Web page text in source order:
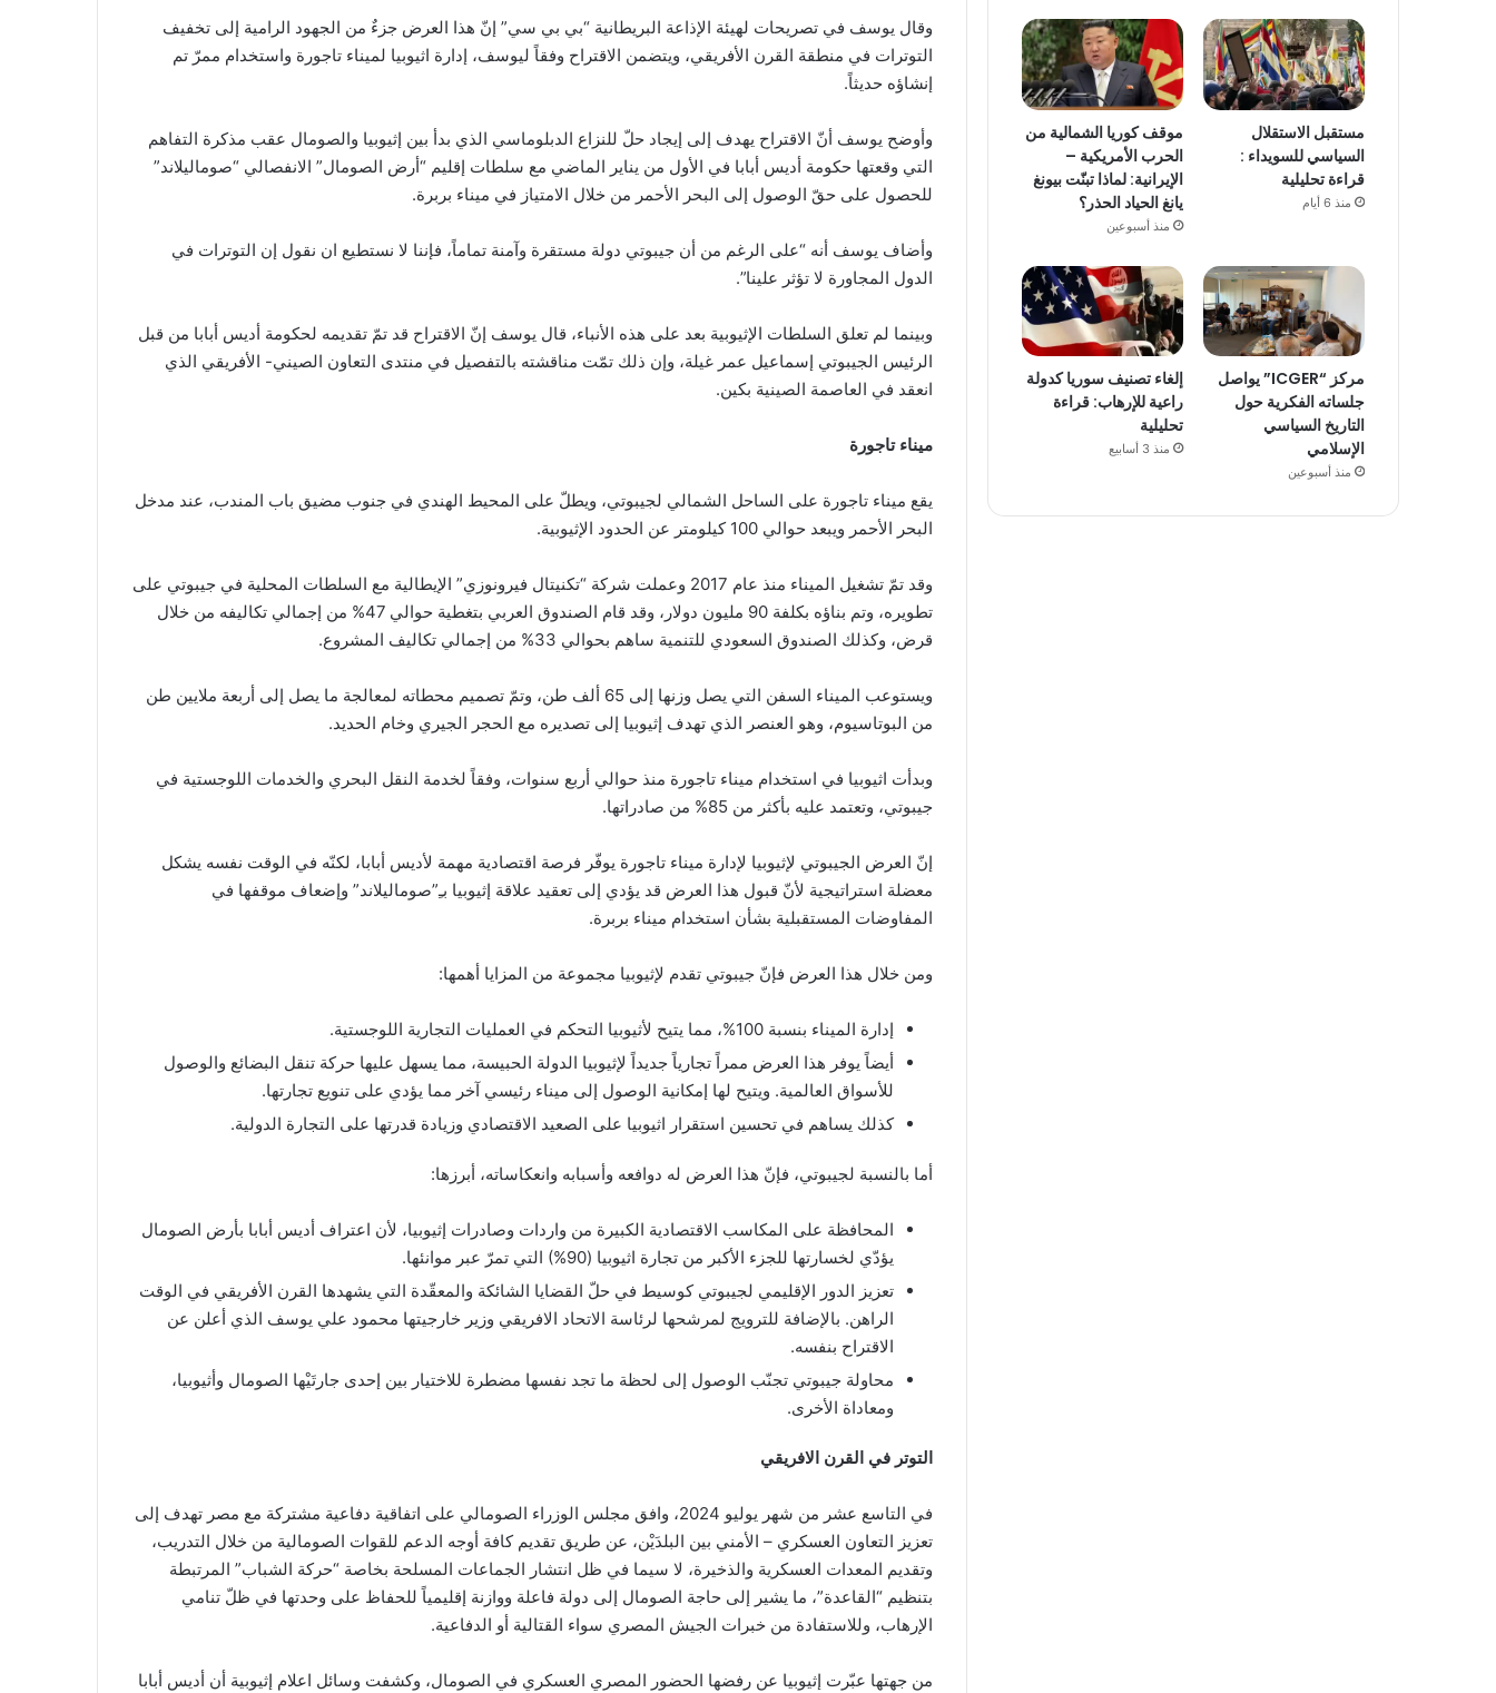
وقال يوسف في تصريحات لهيئة الإذاعة البريطانية “بي بي سي” إنّ هذا العرض جزءٌ من الجهود الرامية إلى تخفيف
التوترات في منطقة القرن الأفريقي، ويتضمن الاقتراح وفقاً ليوسف، إدارة اثيوبيا لميناء تاجورة واستخدام ممرّ تم
إنشاؤه حديثاً.
وأوضح يوسف أنّ الاقتراح يهدف إلى إيجاد حلّ للنزاع الدبلوماسي الذي بدأ بين إثيوبيا والصومال عقب مذكرة التفاهم
التي وقعتها حكومة أديس أبابا في الأول من يناير الماضي مع سلطات إقليم “أرض الصومال” الانفصالي “صوماليلاند”
للحصول على حقّ الوصول إلى البحر الأحمر من خلال الامتياز في ميناء بربرة.
وأضاف يوسف أنه “على الرغم من أن جيبوتي دولة مستقرة وآمنة تماماً، فإننا لا نستطيع ان نقول إن التوترات في
الدول المجاورة لا تؤثر علينا”.
وبينما لم تعلق السلطات الإثيوبية بعد على هذه الأنباء، قال يوسف إنّ الاقتراح قد تمّ تقديمه لحكومة أديس أبابا من قبل
الرئيس الجيبوتي إسماعيل عمر غيلة، وإن ذلك تمّت مناقشته بالتفصيل في منتدى التعاون الصيني- الأفريقي الذي
انعقد في العاصمة الصينية بكين.
ميناء تاجورة
يقع ميناء تاجورة على الساحل الشمالي لجيبوتي، ويطلّ على المحيط الهندي في جنوب مضيق باب المندب، عند مدخل
البحر الأحمر ويبعد حوالي 100 كيلومتر عن الحدود الإثيوبية.
وقد تمّ تشغيل الميناء منذ عام 2017 وعملت شركة “تكنيتال فيرونوزي” الإيطالية مع السلطات المحلية في جيبوتي على
تطويره، وتم بناؤه بكلفة 90 مليون دولار، وقد قام الصندوق العربي بتغطية حوالي 47% من إجمالي تكاليفه من خلال
قرض، وكذلك الصندوق السعودي للتنمية ساهم بحوالي 33% من إجمالي تكاليف المشروع.
ويستوعب الميناء السفن التي يصل وزنها إلى 65 ألف طن، وتمّ تصميم محطاته لمعالجة ما يصل إلى أربعة ملايين طن
من البوتاسيوم، وهو العنصر الذي تهدف إثيوبيا إلى تصديره مع الحجر الجيري وخام الحديد.
وبدأت اثيوبيا في استخدام ميناء تاجورة منذ حوالي أربع سنوات، وفقاً لخدمة النقل البحري والخدمات اللوجستية في
جيبوتي، وتعتمد عليه بأكثر من 85% من صادراتها.
إنّ العرض الجيبوتي لإثيوبيا لإدارة ميناء تاجورة يوفّر فرصة اقتصادية مهمة لأديس أبابا، لكنّه في الوقت نفسه يشكل
معضلة استراتيجية لأنّ قبول هذا العرض قد يؤدي إلى تعقيد علاقة إثيوبيا بـِ”صوماليلاند” وإضعاف موقفها في
المفاوضات المستقبلية بشأن استخدام ميناء بربرة.
ومن خلال هذا العرض فإنّ جيبوتي تقدم لإثيوبيا مجموعة من المزايا أهمها:
إدارة الميناء بنسبة 100%، مما يتيح لأثيوبيا التحكم في العمليات التجارية اللوجستية.
أيضاً يوفر هذا العرض ممراً تجارياً جديداً لإثيوبيا الدولة الحبيسة، مما يسهل عليها حركة تنقل البضائع والوصول
للأسواق العالمية. ويتيح لها إمكانية الوصول إلى ميناء رئيسي آخر مما يؤدي على تنويع تجارتها.
كذلك يساهم في تحسين استقرار اثيوبيا على الصعيد الاقتصادي وزيادة قدرتها على التجارة الدولية.
أما بالنسبة لجيبوتي، فإنّ هذا العرض له دوافعه وأسبابه وانعكاساته، أبرزها:
المحافظة على المكاسب الاقتصادية الكبيرة من واردات وصادرات إثيوبيا، لأن اعتراف أديس أبابا بأرض الصومال
يؤدّي لخسارتها للجزء الأكبر من تجارة اثيوبيا (90%) التي تمرّ عبر موانئها.
تعزيز الدور الإقليمي لجيبوتي كوسيط في حلّ القضايا الشائكة والمعقّدة التي يشهدها القرن الأفريقي في الوقت
الراهن. بالإضافة للترويج لمرشحها لرئاسة الاتحاد الافريقي وزير خارجيتها محمود علي يوسف الذي أعلن عن
الاقتراح بنفسه.
محاولة جيبوتي تجنّب الوصول إلى لحظة ما تجد نفسها مضطرة للاختيار بين إحدى جارتَيْها الصومال وأثيوبيا،
ومعاداة الأخرى.
التوتر في القرن الافريقي
في التاسع عشر من شهر يوليو 2024، وافق مجلس الوزراء الصومالي على اتفاقية دفاعية مشتركة مع مصر تهدف إلى
تعزيز التعاون العسكري – الأمني بين البلدَيْن، عن طريق تقديم كافة أوجه الدعم للقوات الصومالية من خلال التدريب،
وتقديم المعدات العسكرية والذخيرة، لا سيما في ظل انتشار الجماعات المسلحة بخاصة “حركة الشباب” المرتبطة
بتنظيم “القاعدة”، ما يشير إلى حاجة الصومال إلى دولة فاعلة ووازنة إقليمياً للحفاظ على وحدتها في ظلّ تنامي
الإرهاب، وللاستفادة من خبرات الجيش المصري سواء القتالية أو الدفاعية.
من جهتها عبّرت إثيوبيا عن رفضها الحضور المصري العسكري في الصومال، وكشفت وسائل اعلام إثيوبية أن أديس أبابا
مستقبل الاستقلال
السياسي للسويداء :
قراءة تحليلية
منذ 6 أيام
موقف كوريا الشمالية من
الحرب الأمريكية –
الإيرانية: لماذا تبنّت بيونغ
يانغ الحياد الحذر؟
منذ أسبوعين
مركز “ICGER” يواصل
جلساته الفكرية حول
التاريخ السياسي
الإسلامي
منذ أسبوعين
إلغاء تصنيف سوريا كدولة
راعية للإرهاب: قراءة
تحليلية
منذ 3 أسابيع